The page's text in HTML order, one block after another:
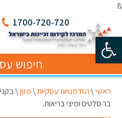
פתח סרגל נגישות
ß
1700-720-720
חיפוש
ראשי\הזדמנויות עסקיות\מזון\
בר סלטים ומיצי בריאות.